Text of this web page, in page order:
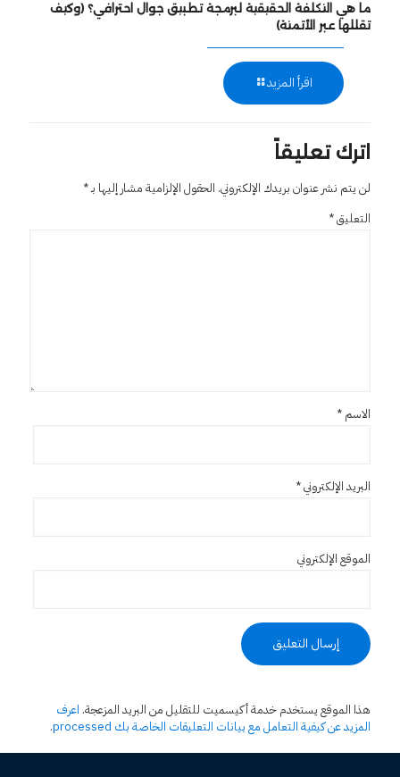
ما هي التكلفة الحقيقية لبرمجة تطبيق جوال احترافي؟ (وكيف
تقللها عبر الأتمتة)
اقرأ المزيد
اترك تعليقاً
لن يتم نشر عنوان بريدك الإلكتروني. الحقول الإلزامية مشار إليها بـ*
التعليق*
الاسم *
البريد الإلكتروني*
الموقع الإلكتروني
هذا الموقع يستخدم خدمة أكيسميت للتقليل من البريد المزعجة. اعرف
المزيد عن كيفية التعامل مع بيانات التعليقات الخاصة بك processed
.